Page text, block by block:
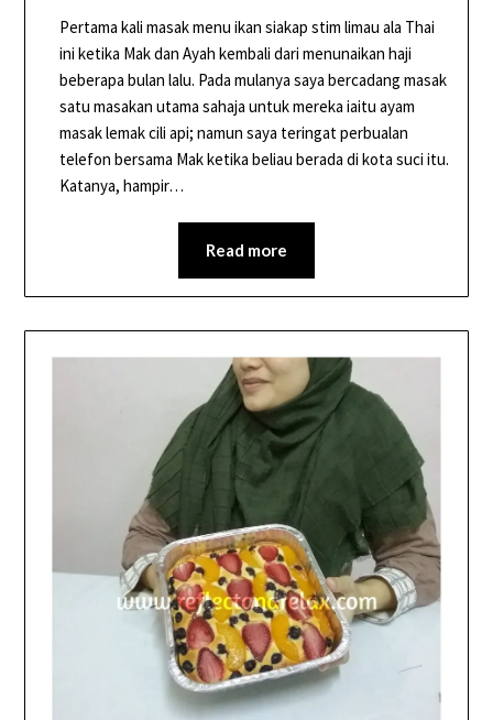
Pertama kali masak menu ikan siakap stim limau ala Thai
ini ketika Mak dan Ayah kembali dari menunaikan haji
beberapa bulan lalu. Pada mulanya saya bercadang masak
satu masakan utama sahaja untuk mereka iaitu ayam
masak lemak cili api; namun saya teringat perbualan
telefon bersama Mak ketika beliau berada di kota suci itu.
Katanya, hampir…
Read more